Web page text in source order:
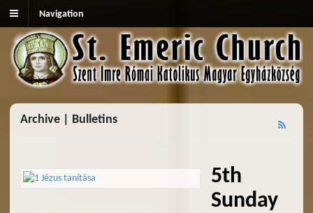
Navigation
Archive | Bulletins
5th
Sunday